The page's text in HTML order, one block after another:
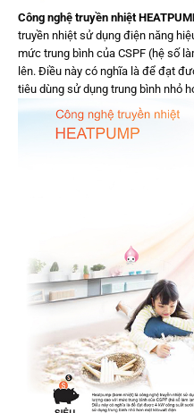
Công nghệ truyền nhiệt
truyền nhiệt sử dụng điện năng
mức trung bình của CSPF (hệ số
lên. Điều này có nghĩa là để đạt
tiêu dùng sử dụng trung bình nhỏ